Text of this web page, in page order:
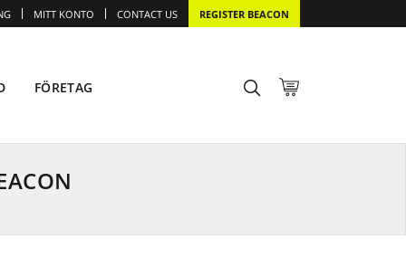
FÖRETAG
MITT KONTO CONTACT US REGISTER BEACON